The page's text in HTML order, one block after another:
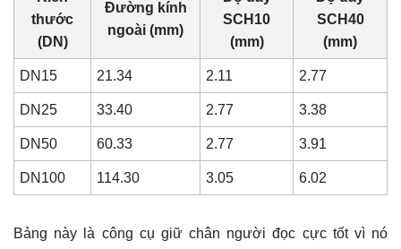
thước
(DN)
Đường kính
ngoài (mm)
SCH10
(mm)
SCH40
(mm)
DN15 21.34 2.11 2.77
DN25 33.40 2.77 3.38
DN50 60.33 2.77 3.91
DN100 114.30 3.05 6.02
Bảng này là công cụ giữ chân người đọc cực tốt vì nó